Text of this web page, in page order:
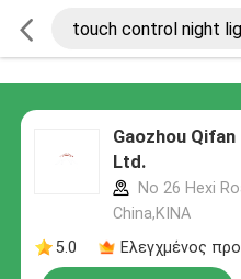
Gaozhou
Ltd.
No 26 Hexi
China,ΚΙΝΑ
5.0
Ελεγχμένος